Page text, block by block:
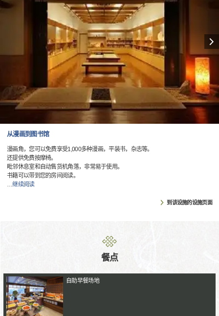
从漫画到图书馆
漫画角，您可以免费享受1,000多种漫画，平装书，杂志等。
还提供免费按摩椅。
毗邻休息室和自动售货机角落，非常易于使用。
书籍可以带到您的房间阅读。
…继续阅读
到该设施的设施页面
餐点
自助早餐场地